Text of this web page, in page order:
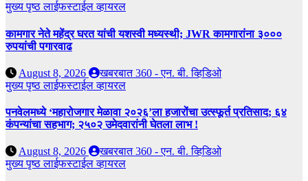
मुख्य पृष्ठलाईफस्टाईलव्हायरल
कामगार नेते महेंद्र घरत यांची यशस्वी मध्यस्थी; JWR कामगारांना ३०००
रुपयांची पगारवाढ
August 8, 2026
खबरबात 360 - एन. बी. व्हिडिओ
मुख्य पृष्ठलाईफस्टाईलव्हायरल
पनवेलमध्ये ‘महारोजगार मेळावा २०२६’ला हजारोंचा उत्स्फूर्त प्रतिसाद; ६४
कंपन्यांचा सहभाग; २५०२ उमेदवारांनी घेतला लाभ !
August 8, 2026
खबरबात 360 - एन. बी. व्हिडिओ
मुख्य पृष्ठलाईफस्टाईलव्हायरल